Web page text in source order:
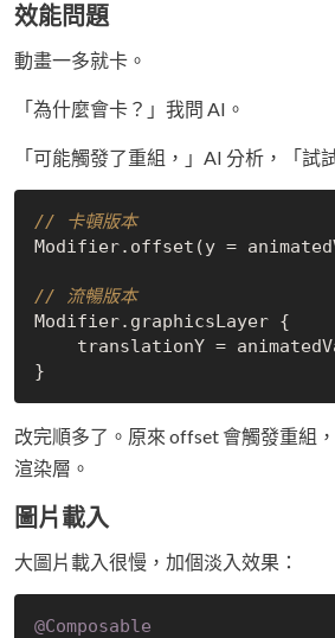
效能問題
動畫一多就卡。
「為什麼會卡？」我問 AI。
「可能觸發了重組，」AI 分析，「試
// 卡頓版本
Modifier.offset(y =
// 流暢版本
Modifier.graphicsLayer {
改完順多了。原來 offset 會觸發重組
渲染層。
圖片載入
大圖片載入很慢，加個淡入效果：
@Composable